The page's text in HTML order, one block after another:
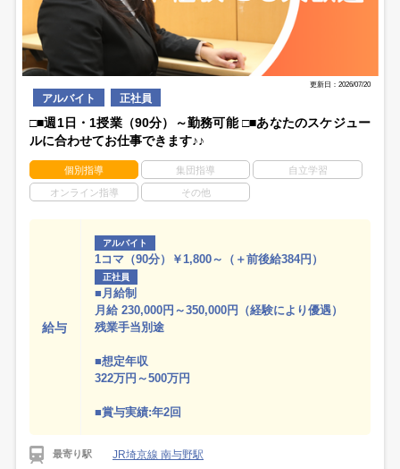
更新日：2026/07/20
アルバイト 正社員
□■週1日・1授業（90分）～勤務可能 □■あなたのスケジュー
ルに合わせてお仕事できます♪♪
個別指導 集団指導 自立学習
オンライン指導 その他
給与
アルバイト
1コマ（90分）￥1,800～（＋前後給384円）
正社員
■月給制
月給 230,000円～350,000円（経験により優遇）
残業手当別途
■想定年収
322万円～500万円
■賞与実績:年2回
最寄り駅 JR埼京線 南与野駅